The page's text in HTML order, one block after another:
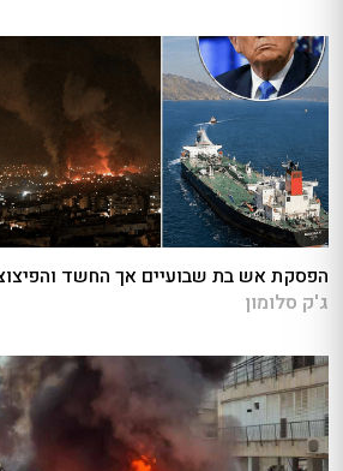
הפסקת אש בת שבועיים אך החשד
ג'ק סלומון